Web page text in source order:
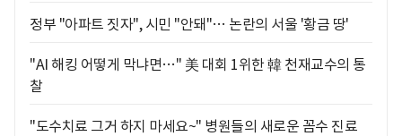
정부 "아파트 짓자", 시민 "안돼"… 논란의 서울 '황금 땅'
"AI 해킹 어떻게 막냐면…" 美 대회 1위한 韓 천재교수의 통
찰
"도수치료 그거 하지 마세요~" 병원들의 새로운 꼼수 진료